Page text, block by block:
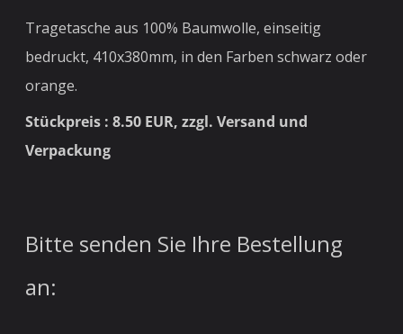
Tragetasche aus 100% Baumwolle, einseitig
bedruckt, 410x380mm, in den Farben schwarz oder
orange.
Stückpreis : 8.50 EUR, zzgl. Versand und
Verpackung
Bitte senden Sie Ihre Bestellung
an: